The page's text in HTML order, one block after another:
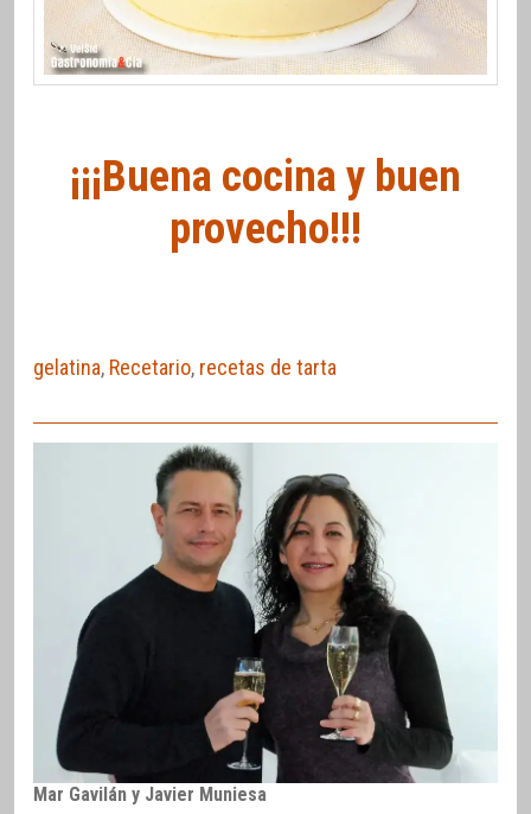
¡¡¡Buena cocina y buen
provecho!!!
gelatina, Recetario, recetas de tarta
Mar Gavilán y Javier Muniesa